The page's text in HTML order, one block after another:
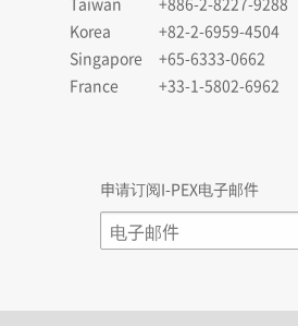
Korea
+82-2-6959-4504
Singapore
+65-6333-0662
France
+33-1-5802-6962
申请订阅I-PEX电子邮件